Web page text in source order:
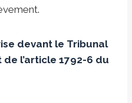
devant le Tribunal
l’article 1792-6 du